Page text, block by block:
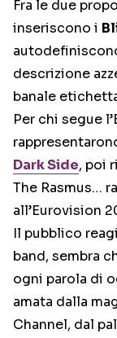
Fra le due
inseriscono i
descrizione
banale
Per chi segue
Dark Side, poi
The Rasmus…
all’Eurovision
Il pubblico
band, sembra
ogni parola di
amata dalla
Channel, dal